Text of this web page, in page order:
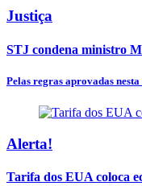
Justiça
STJ condena ministro
Pelas regras aprovadas
Alerta!
Tarifa dos EUA coloca